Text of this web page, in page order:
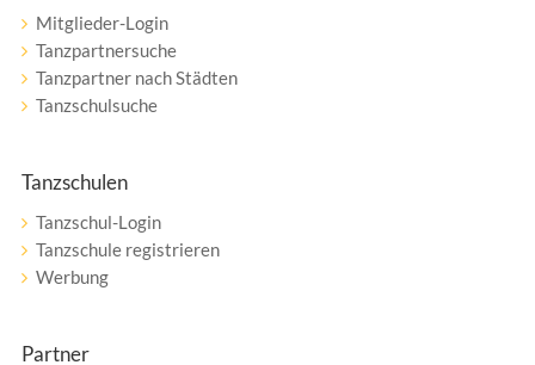
Mitglieder-Login
Tanzpartnersuche
Tanzpartner nach Städten
Tanzschulsuche
Tanzschulen
Tanzschul-Login
Tanzschule registrieren
Werbung
Partner